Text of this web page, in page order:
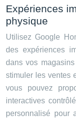
Expériences
physique
Utilisez Google
des expériences
dans vos
stimuler les ventes
vous pouvez
interactives
personnalisé pour